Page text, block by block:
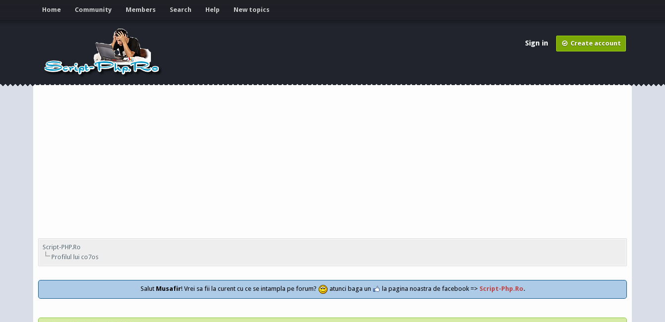
Home Community Members Search Help New topics
Sign in Create account
Script-PHP.Ro
Profilul lui co7os
Salut Musafir! Vrei sa fii la curent cu ce se intampla pe forum? atunci baga un la pagina noastra de facebook => Script-Php.Ro.